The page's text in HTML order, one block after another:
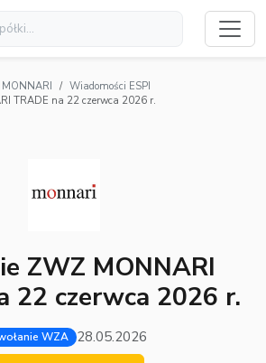
MONNARI
Wiadomości ESPI
TRADE na 22 czerwca 2026 r.
ZWZ MONNARI
22 czerwca 2026 r.
WZA 28.05.2026